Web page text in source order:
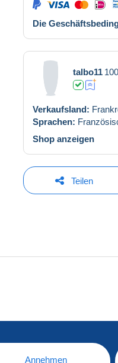
Die
talbo11
Verkaufsland:
Sprachen:
Shop anzeigen
Teilen
Annehmen